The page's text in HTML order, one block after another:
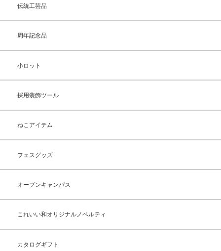
伝統工芸品
周年記念品
小ロット
採用装飾ツール
ねこアイテム
フェスグッズ
オープンキャンパス
これいい和オリジナルノベルティ
カタログギフト